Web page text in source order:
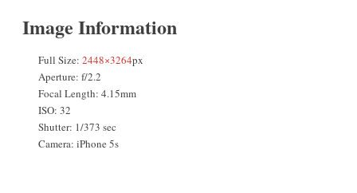
Image Information
Full Size: 2448×3264px
Aperture: f/2.2
Focal Length: 4.15mm
ISO: 32
Shutter: 1/373 sec
Camera: iPhone 5s